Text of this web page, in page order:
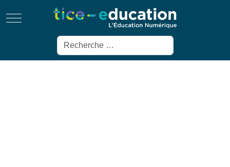
Mobile Menu Toggle
Rechercher